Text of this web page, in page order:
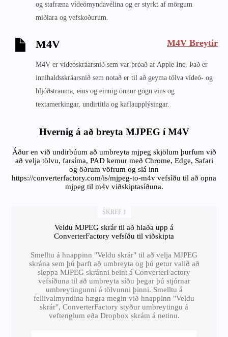
og stafræna vídeómyndavélina og er styrkt af mörgum
miðlara og vefskoðurum.
M4V M4V Breytir
M4V er vídeóskráarsnið sem var þróað af Apple Inc. Það er
innihaldsskráarsnið sem notað er til að geyma tölva vídeó- og
hljóðstrauma, eins og einnig önnur gögn eins og
textamerkingar, undirtitla og kaflaupplýsingar.
Hvernig á að breyta MJPEG í M4V
Áður en við undirbúum að umbreyta mjpeg skjölum þurfum við
að velja tölvu, farsíma, PAD kemur með Chrome, Edge, Safari
og öðrum vöfrum og slá inn
https://converterfactory.com/is/mjpeg-to-m4v vefsíðu til að opna
mjpeg til m4v viðskiptasíðuna.
SKREF 1
Veldu MJPEG skrár til að hlaða upp á
ConverterFactory vefsíðu til viðskipta
Smelltu á hnappinn "Veldu skrár" til að velja MJPEG
skrána sem þú þarft að umbreyta og þú getur valið að
sleppa MJPEG skránni beint á ConverterFactory
vefsíðuna til að umbreyta síðu þegar þú stjórnar
umbreytingunni á tölvunni þinni. Smelltu á
fellivalmyndina hægra megin við hnappinn "Veldu
skrár", ConverterFactory styður umbreytingu á
veftenglum eða Dropbox skrám á netinu.